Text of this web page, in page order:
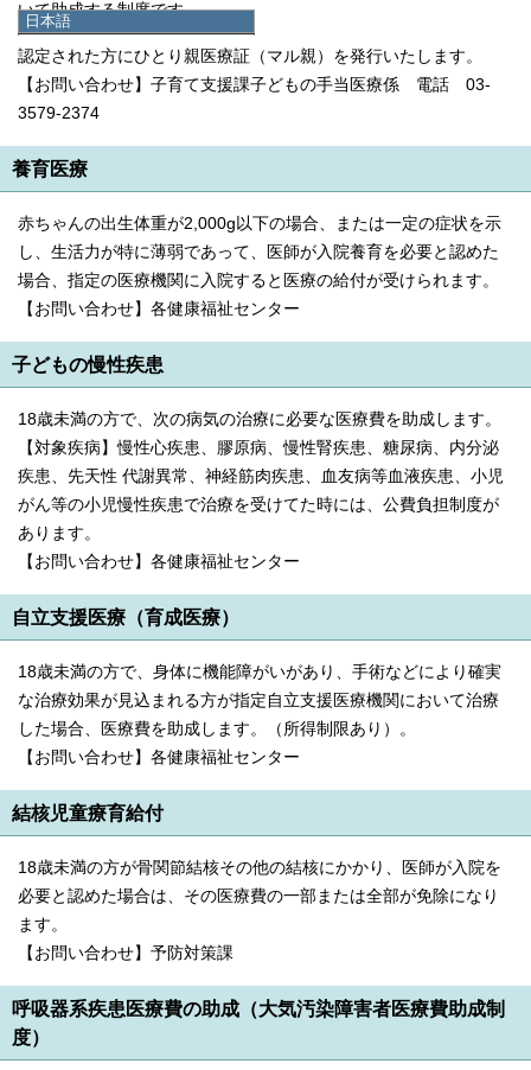
日本語
日本語
English
한국어
简体中文
いて助成する制度です。
認定された方にひとり親医療証（マル親）を発行いたします。
【お問い合わせ】子育て支援課子どもの手当医療係 電話 03-
3579-2374
養育医療
赤ちゃんの出生体重が2,000g以下の場合、または一定の症状を示
し、生活力が特に薄弱であって、医師が入院養育を必要と認めた
場合、指定の医療機関に入院すると医療の給付が受けられます。
【お問い合わせ】各健康福祉センター
子どもの慢性疾患
18歳未満の方で、次の病気の治療に必要な医療費を助成します。
【対象疾病】慢性心疾患、膠原病、慢性腎疾患、糖尿病、内分泌
疾患、先天性 代謝異常、神経筋肉疾患、血友病等血液疾患、小児
がん等の小児慢性疾患で治療を受けてた時には、公費負担制度が
あります。
【お問い合わせ】各健康福祉センター
自立支援医療（育成医療）
18歳未満の方で、身体に機能障がいがあり、手術などにより確実
な治療効果が見込まれる方が指定自立支援医療機関において治療
した場合、医療費を助成します。（所得制限あり）。
【お問い合わせ】各健康福祉センター
結核児童療育給付
18歳未満の方が骨関節結核その他の結核にかかり、医師が入院を
必要と認めた場合は、その医療費の一部または全部が免除になり
ます。
【お問い合わせ】予防対策課
呼吸器系疾患医療費の助成（大気汚染障害者医療費助成制
度）